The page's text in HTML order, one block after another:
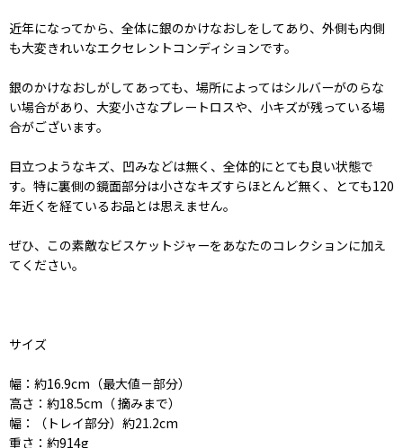
近年になってから、全体に銀のかけなおしをしてあり、外側も内側
も大変きれいなエクセレントコンディションです。
銀のかけなおしがしてあっても、場所によってはシルバーがのらな
い場合があり、大変小さなプレートロスや、小キズが残っている場
合がございます。
目立つようなキズ、凹みなどは無く、全体的にとても良い状態で
す。特に裏側の鏡面部分は小さなキズすらほとんど無く、とても120
年近くを経ているお品とは思えません。
ぜひ、この素敵なビスケットジャーをあなたのコレクションに加え
てください。
サイズ
幅：約16.9cm（最大値－部分）
高さ：約18.5cm（ 摘みまで）
幅：（トレイ部分）約21.2cm
重さ：約914g